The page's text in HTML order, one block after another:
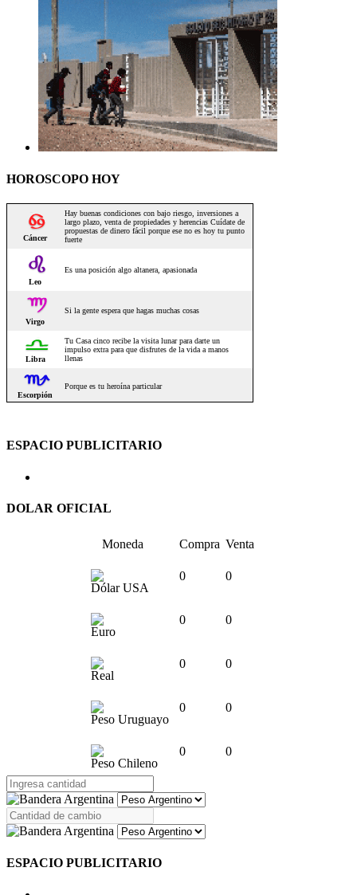
HOROSCOPO HOY
ESPACIO PUBLICITARIO
DOLAR OFICIAL
Moneda Compra Venta
Dólar USA
0 0
Euro
0 0
Real
0 0
Peso Uruguayo
0 0
Peso Chileno
0 0
ESPACIO PUBLICITARIO